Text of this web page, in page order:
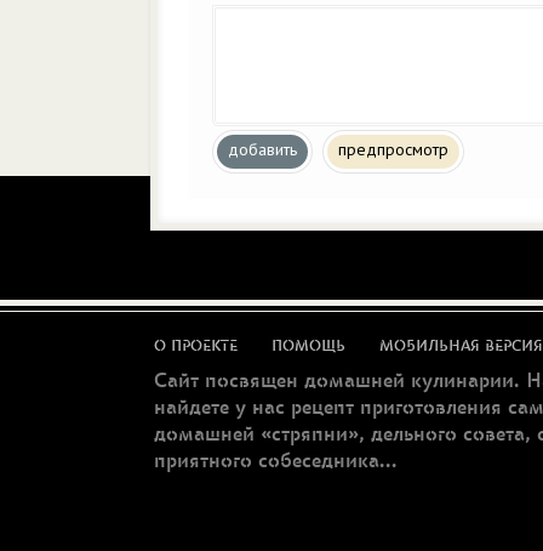
добавить предпросмотр
О ПРОЕКТЕ ПОМОЩЬ МОБИЛЬНАЯ ВЕРСИЯ
Сайт посвящен домашней кулинарии.
найдете у нас рецепт приготовления
домашней «стряпни», дельного совета,
приятного собеседника...